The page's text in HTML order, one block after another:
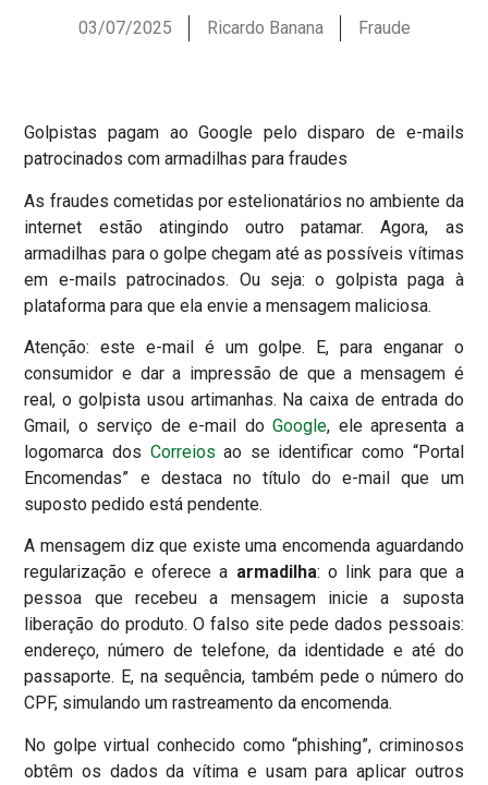
03/07/2025 Ricardo Banana Fraude
Golpistas pagam ao Google pelo disparo de e-mails
patrocinados com armadilhas para fraudes
As fraudes cometidas por estelionatários no ambiente da
internet estão atingindo outro patamar. Agora, as
armadilhas para o golpe chegam até as possíveis vítimas
em e-mails patrocinados. Ou seja: o golpista paga à
plataforma para que ela envie a mensagem maliciosa.
Atenção: este e-mail é um golpe. E, para enganar o
consumidor e dar a impressão de que a mensagem é
real, o golpista usou artimanhas. Na caixa de entrada do
Gmail, o serviço de e-mail doGoogle, ele apresenta a
logomarca dos Correios ao se identificar como “Portal
Encomendas” e destaca no título do e-mail que um
suposto pedido está pendente.
A mensagem diz que existe uma encomenda aguardando
regularização e oferece a armadilha: o link para que a
pessoa que recebeu a mensagem inicie a suposta
liberação do produto. O falso site pede dados pessoais:
endereço, número de telefone, da identidade e até do
passaporte. E, na sequência, também pede o número do
CPF, simulando um rastreamento da encomenda.
No golpe virtual conhecido como “phishing”, criminosos
obtêm os dados da vítima e usam para aplicar outros